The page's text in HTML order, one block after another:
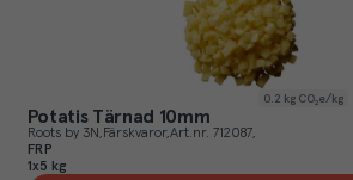
0.2 kg CO₂e/kg
Potatis Tärnad 10mm
Roots by 3N Färskvaror Art.nr. 712087
FRP
1x5 kg